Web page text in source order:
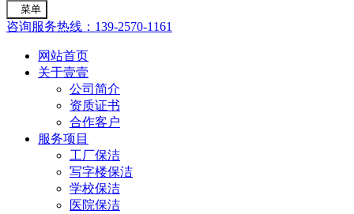
菜单
咨询服务热线：139-2570-1161
网站首页
关于壹壹
公司简介
资质证书
合作客户
服务项目
工厂保洁
写字楼保洁
学校保洁
医院保洁